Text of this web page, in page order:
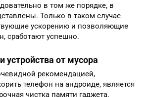
в том же порядке, в
Только в таком случае
ускорению и позволяющие
сработают успешно.
устройства от мусора
рекомендацией,
телефон на андроиде, является
чистка памяти гаджета.